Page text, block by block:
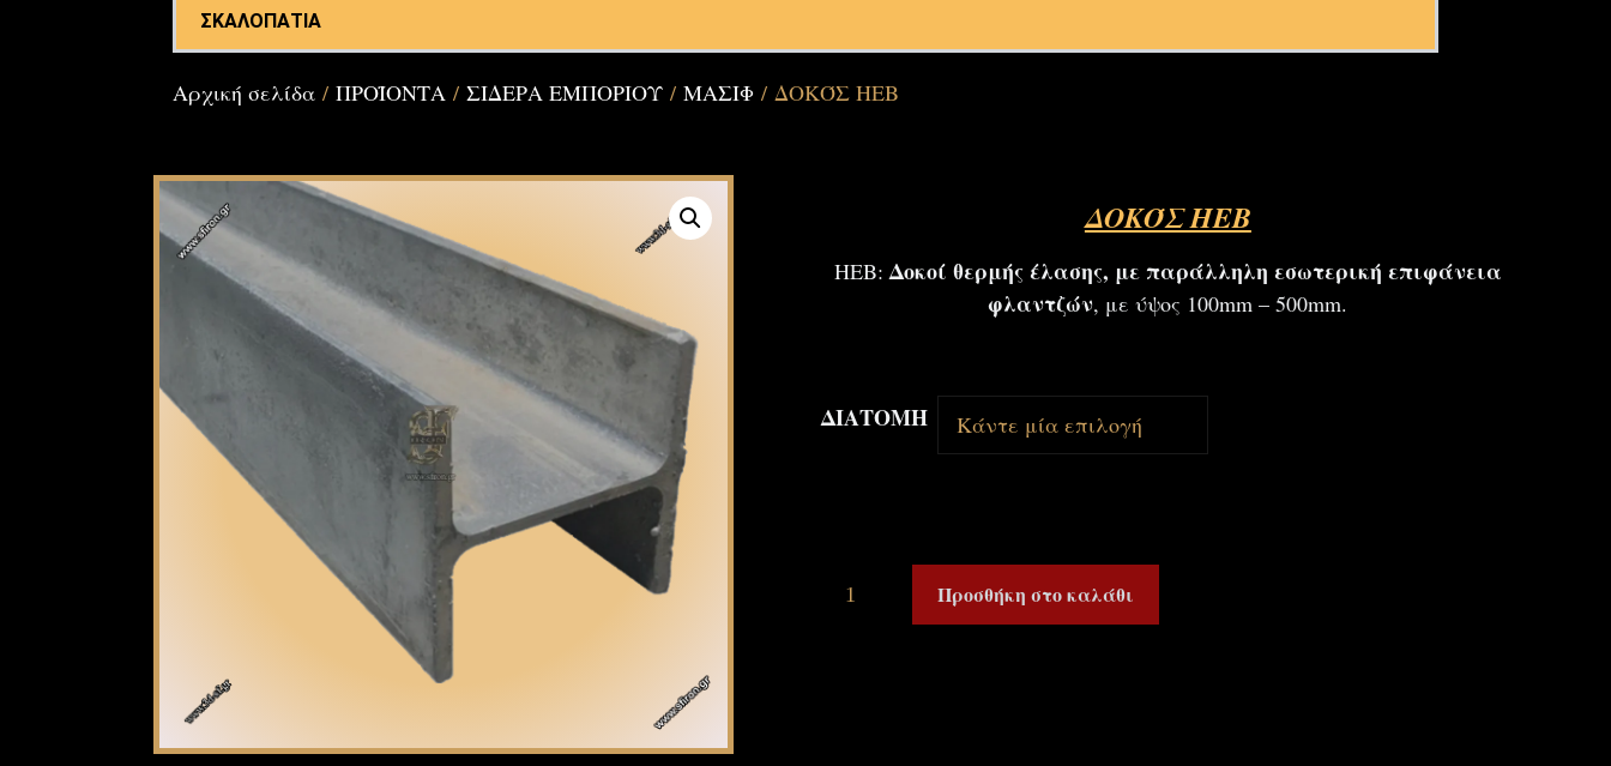
ΣΚΑΛΟΠΑΤΙΑ
Αρχική σελίδα /ΠΡΟΪΟΝΤΑ /ΣΙΔΕΡΑ ΕΜΠΟΡΙΟΥ /ΜΑΣΙΦ / ΔΟΚΌΣ HEB
ΔΟΚΌΣ HEB
HEB: Δοκοί θερμής έλασης, με παράλληλη εσωτερική επιφάνεια
φλαντζών, με ύψος 100mm – 500mm.
ΔΙΑΤΟΜΗ
Προσθήκη στο καλάθι